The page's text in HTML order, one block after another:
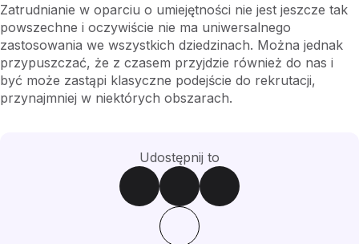
Zatrudnianie w oparciu o umiejętności nie jest jeszcze tak
powszechne i oczywiście nie ma uniwersalnego
zastosowania we wszystkich dziedzinach. Można jednak
przypuszczać, że z czasem przyjdzie również do nas i
być może zastąpi klasyczne podejście do rekrutacji,
przynajmniej w niektórych obszarach.
Udostępnij to